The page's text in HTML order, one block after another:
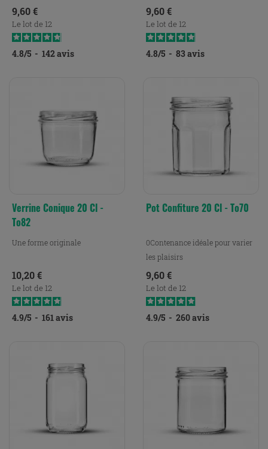
Prix
9,60 €
Le lot de 12
4.8/5 - 142avis
Prix
9,60 €
Le lot de 12
4.8/5 - 83 avis
Verrine Conique 20 Cl -
To82
Une forme originale
Prix
10,20 €
Le lot de 12
4.9/5 - 161avis
Pot Confiture 20 Cl - To70
0Contenance idéale pour varier
les plaisirs
Prix
9,60 €
Le lot de 12
4.9/5 - 260avis